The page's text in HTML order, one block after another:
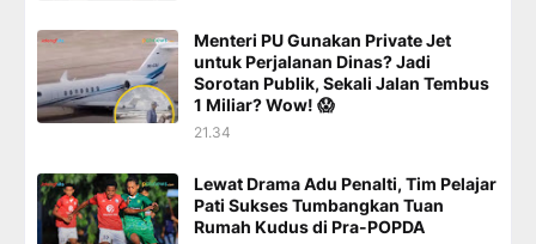
Menteri PU Gunakan Private Jet
untuk Perjalanan Dinas? Jadi
Sorotan Publik, Sekali Jalan Tembus
1 Miliar? Wow! 😱
21.34
Lewat Drama Adu Penalti, Tim Pelajar
Pati Sukses Tumbangkan Tuan
Rumah Kudus di Pra-POPDA